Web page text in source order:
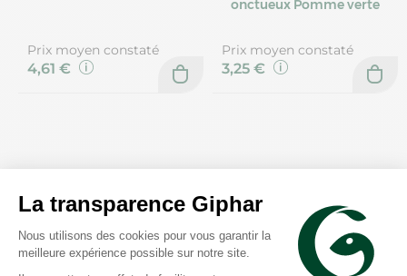
Prix moyen constaté
4,61 €
onctueux Pomme verte
Prix moyen constaté
3,25 €